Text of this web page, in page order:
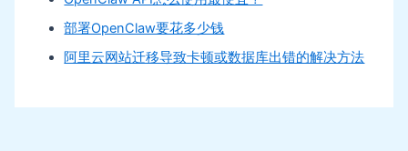
部署OpenClaw要花多少钱
阿里云网站迁移导致卡顿或数据库出错的解决方法